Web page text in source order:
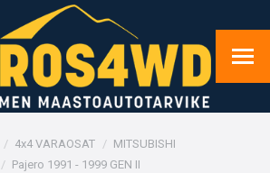
4x4 VARAOSAT
MITSUBISHI
Pajero 1991 - 1999 GEN II